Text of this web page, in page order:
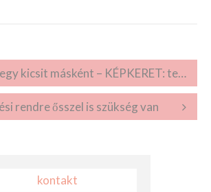
másként – KÉPKERET: tematikus esküvői dekor
rendre ősszel is szükség van
kontakt